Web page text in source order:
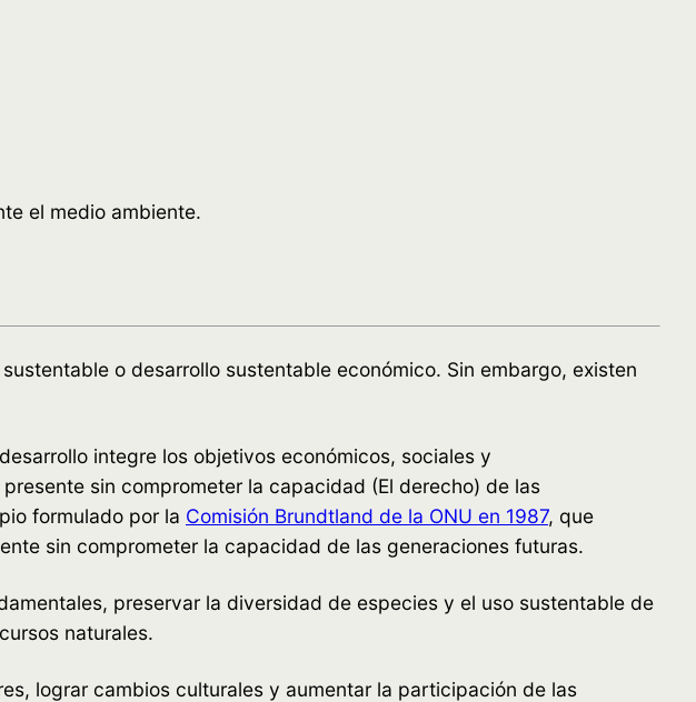
el medio ambiente.
o desarrollo sustentable económico. Sin embargo, existen
integre los objetivos económicos, sociales y
sin comprometer la capacidad (El derecho) de las
formulado por la Comisión Brundtland de la ONU en 1987, que
sin comprometer la capacidad de las generaciones futuras.
preservar la diversidad de especies y el uso sustentable de
naturales.
lograr cambios culturales y aumentar la participación de las